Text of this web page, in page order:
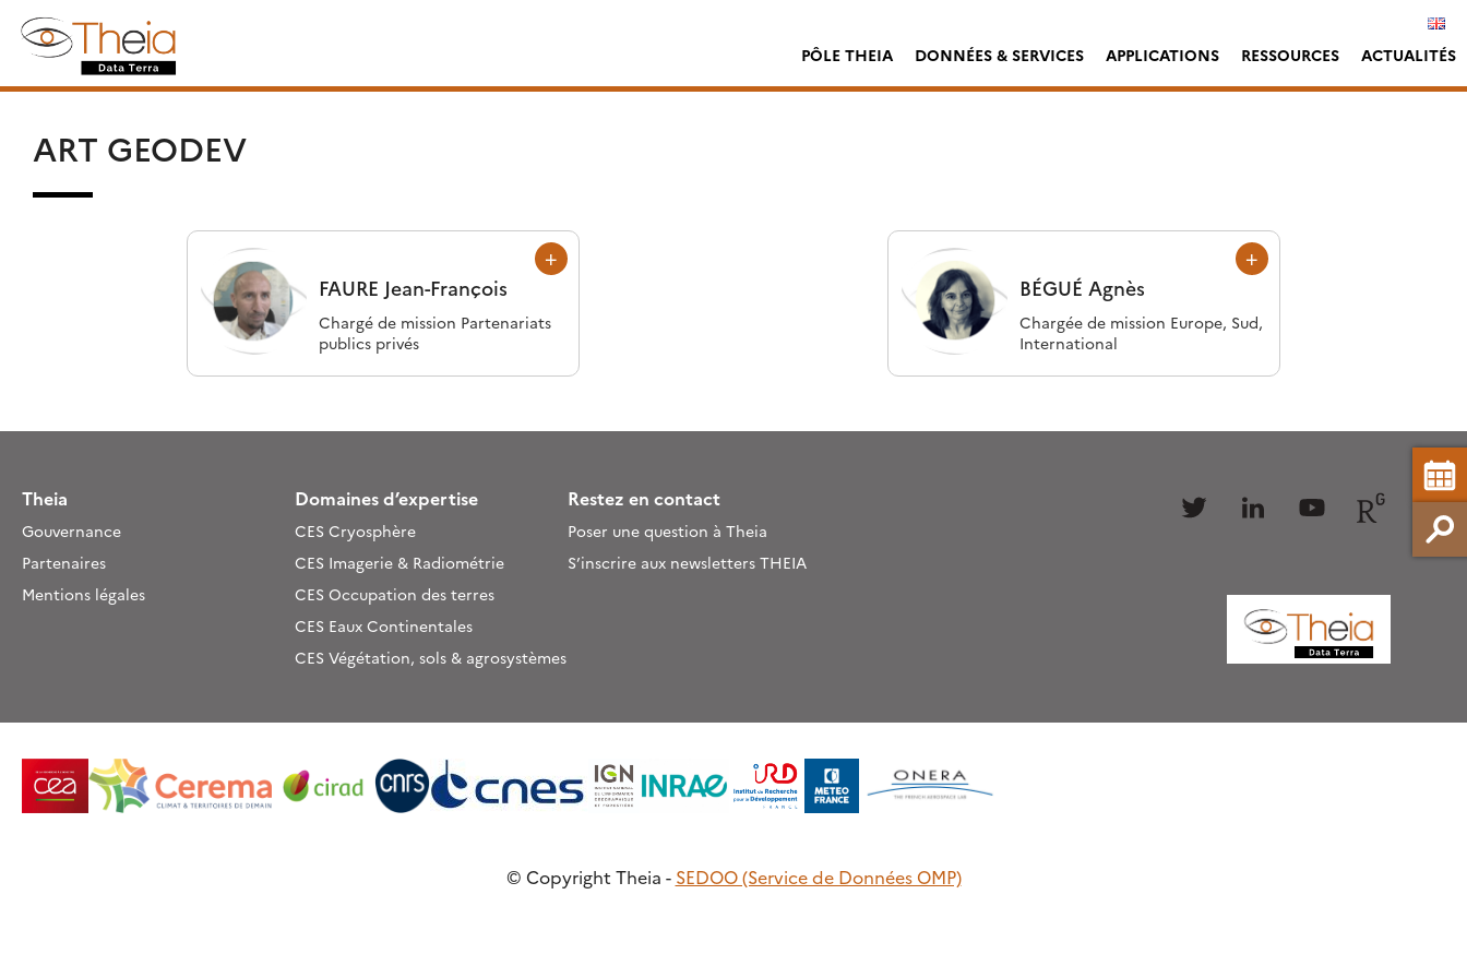
content
PÔLE THEIA DONNÉES & SERVICES APPLICATIONS RESSOURCES ACTUALITÉS
ART GEODEV
FAURE Jean-François
Chargé de mission Partenariats
publics privés
BÉGUÉ Agnès
Chargée de mission Europe, Sud,
International
Theia
Gouvernance
Partenaires
Mentions légales
Domaines d’expertise
CES Cryosphère
CES Imagerie & Radiométrie
CES Occupation des terres
CES Eaux Continentales
CES Végétation, sols & agrosystèmes
Restez en contact
Poser une question à Theia
S’inscrire aux newsletters THEIA
Follow Follow Follow
© Copyright Theia - SEDOO (Service de Données OMP)